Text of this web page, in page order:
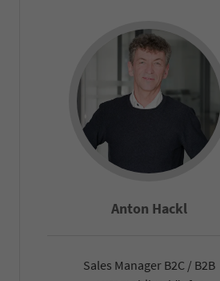
Anton Hackl
Sales Manager B2C / B2B